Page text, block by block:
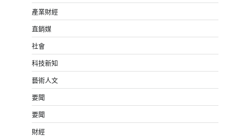
產業財經
直銷媒
社會
科技新知
藝術人文
要聞
要聞
財經